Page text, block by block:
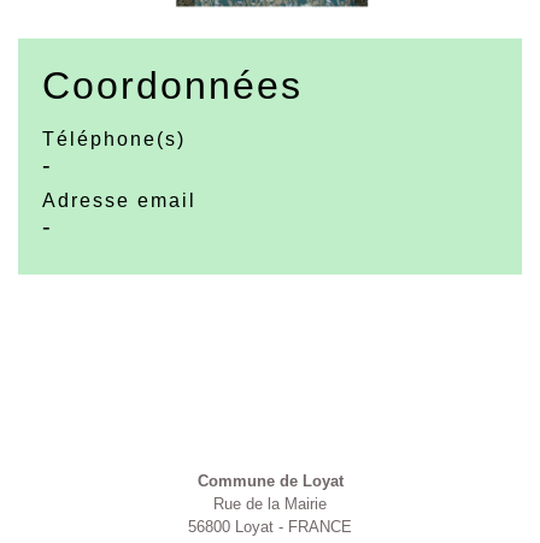
Coordonnées
Téléphone(s)
-
Adresse email
-
Commune de Loyat
Rue de la Mairie
56800 Loyat - FRANCE